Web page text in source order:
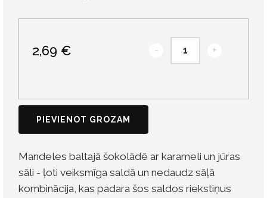
2,69 € - +
PIEVIENOT GROZAM
Mandeles baltajā šokolādē ar karameli un jūras
sāli - ļoti veiksmīga saldā un nedaudz sāļā
kombinācija, kas padara šos saldos riekstiņus